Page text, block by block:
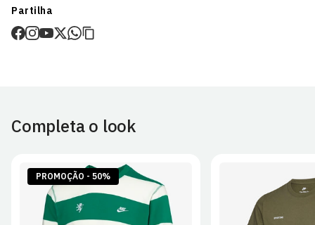
Prazo estimado de entrega varia consoante o destino e método
de envio.
Artigos personalizados não podem ser devolvidos.
de EnvioeDevoluções
Partilha
Completa o look
PROMOÇÃO - 50%